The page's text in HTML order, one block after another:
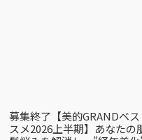
募集終了【美的GRANDベス
スメ2026上半期】あなたの